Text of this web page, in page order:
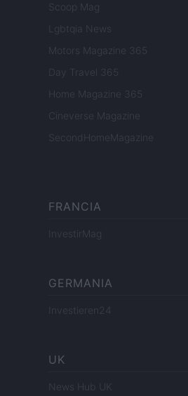
Scoop Mag
Lgbtqia News
Motors Magazine 365
Day Travel 365
Home Magazine 365
Cineverse Magazine
SecondHomeMagazine
FRANCIA
InvestirMag
GERMANIA
Investieren24
UK
News Hub UK